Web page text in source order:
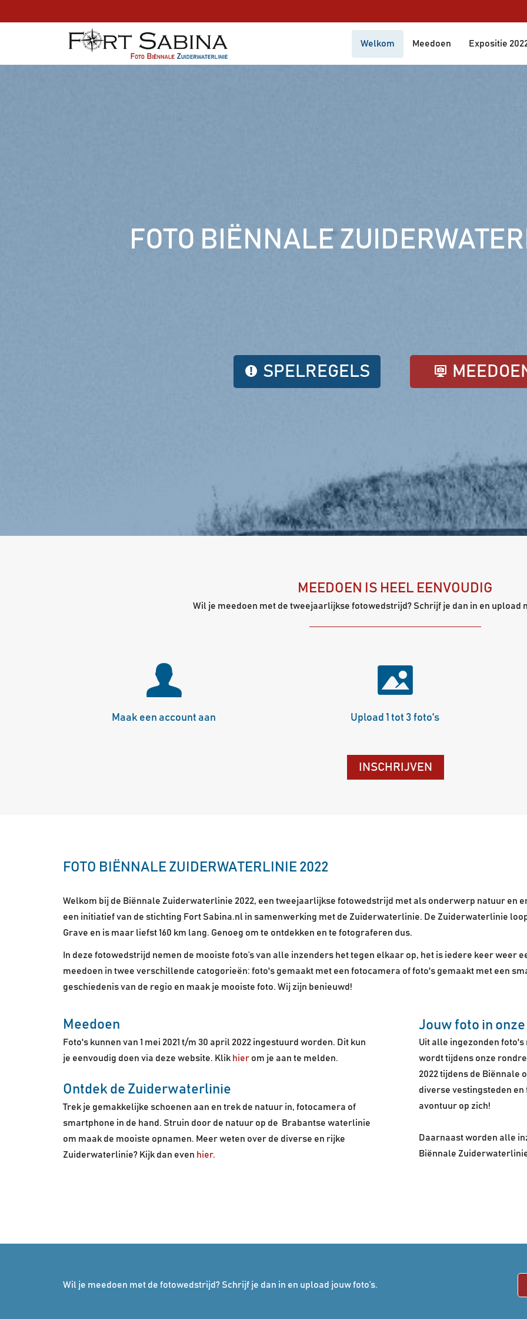
Welkom Meedoen Expositie
FOTO BIËNNALE
SPELREGELS
MEEDOEN IS HEEL EENVOUDIG
Wil je meedoen met de tweejaarlijkse fotowedstrijd? Schrijf je dan in en upload
Maak een account aan Upload 1 tot 3 foto's
INSCHRIJVEN
FOTO BIËNNALE ZUIDERWATERLINIE 2022
Welkom bij de Biënnale Zuiderwaterlinie 2022, een tweejaarlijkse fotowedstrijd met als onderwerp natuur en
een initiatief van de stichting Fort Sabina.nl in samenwerking met de Zuiderwaterlinie. De Zuiderwaterlinie
Grave en is maar liefst 160 km lang. Genoeg om te ontdekken en te fotograferen dus.
In deze fotowedstrijd nemen de mooiste foto’s van alle inzenders het tegen elkaar op, het is iedere keer weer
meedoen in twee verschillende catogorieën: foto's gemaakt met een fotocamera of foto's gemaakt met een
geschiedenis van de regio en maak je mooiste foto. Wij zijn benieuwd!
Meedoen
Foto's kunnen van 1 mei 2021 t/m 30 april 2022 ingestuurd worden. Dit kun
je eenvoudig doen via deze website. Klik hier om je aan te melden.
Ontdek de Zuiderwaterlinie
Trek je gemakkelijke schoenen aan en trek de natuur in, fotocamera of
smartphone in de hand. Struin door de natuur op de Brabantse waterlinie
om maak de mooiste opnamen. Meer weten over de diverse en rijke
Zuiderwaterlinie? Kijk dan even hier.
Jouw foto in
Uit alle ingezonden
wordt tijdens onze
2022 tijdens de Biënnale
diverse vestingsteden
avontuur op zich!
Daarnaast worden alle
Biënnale
Wil je meedoen met de fotowedstrijd? Schrijf je dan in en upload jouw foto’s.